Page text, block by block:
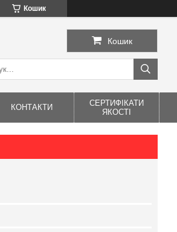
Кошик
Кошик
КОНТАКТИ
СЕРТИФІКАТИ
ЯКОСТІ